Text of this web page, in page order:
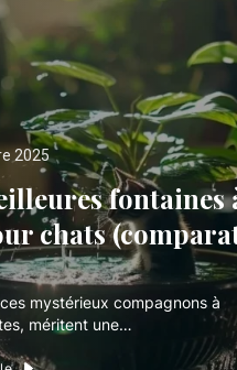
2025
fontaines
chats
mystérieux compagnons à
méritent une…